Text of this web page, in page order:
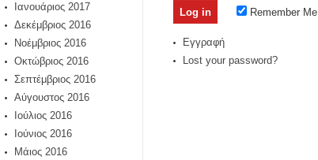
Ιανουάριος 2017
Δεκέμβριος 2016
Νοέμβριος 2016
Οκτώβριος 2016
Σεπτέμβριος 2016
Αύγουστος 2016
Ιούλιος 2016
Ιούνιος 2016
Μάιος 2016
Remember Me
Εγγραφή
Lost your password?